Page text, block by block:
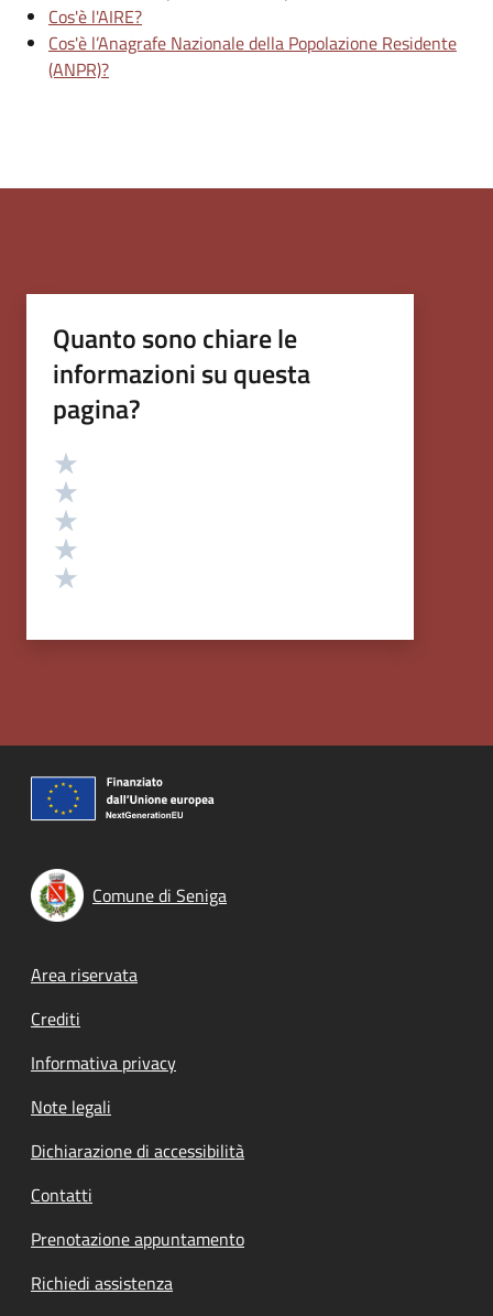
Cos'è l'AIRE?
Cos'è l’Anagrafe Nazionale della Popolazione Residente
(ANPR)?
Quanto sono chiare le
informazioni su questa
pagina?
Valutazione
Comune di Seniga
Footer menu
Area riservata
Crediti
Informativa privacy
Note legali
Dichiarazione di accessibilità
Contatti
Prenotazione appuntamento
Richiedi assistenza